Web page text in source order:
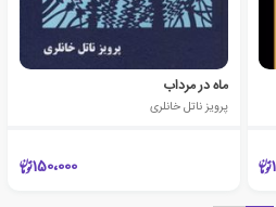
ماه در مرداب
پرویز ناتل خانلری
150،000